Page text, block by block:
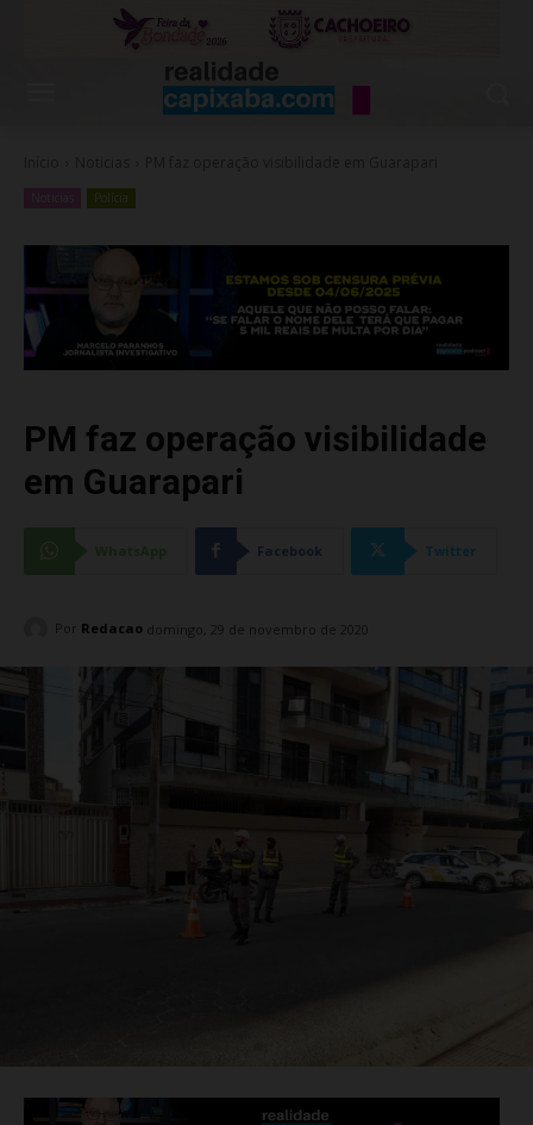
Polícia
PM faz operação visibilidade
em Guarapari
Facebook Twitter
Por Redacao domingo, 29 de novembro de 2020